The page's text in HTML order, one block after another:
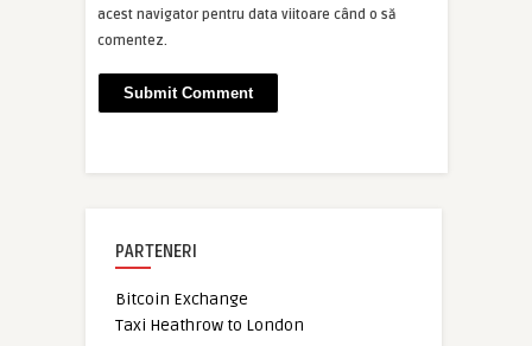
acest navigator pentru data viitoare când o să
comentez.
PARTENERI
Bitcoin Exchange
Taxi Heathrow to London